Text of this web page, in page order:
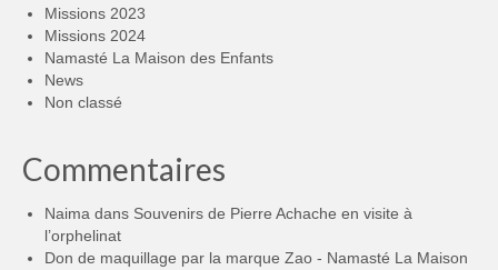
Missions 2023
Missions 2024
Namasté La Maison des Enfants
News
Non classé
Commentaires
Naima dans Souvenirs de Pierre Achache en visite à
l’orphelinat
Don de maquillage par la marque Zao - Namasté La Maison